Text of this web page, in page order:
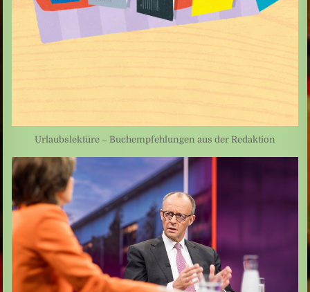
Urlaubslektüre – Buchempfehlungen aus der Redaktion